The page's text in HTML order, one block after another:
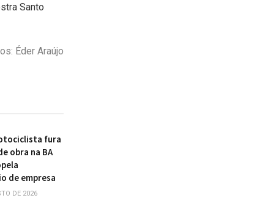
Santo
Éder Araújo
fura
obra na BA
de empresa
DE 2026